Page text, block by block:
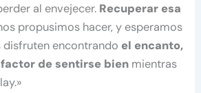
al envejecer. Recuperar esa
propusimos hacer, y esperamos
disfruten encontrando el encanto,
de sentirse bien mientras